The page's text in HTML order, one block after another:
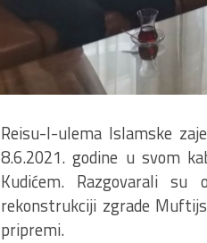
Reisu-l-ulema Islamske
8.6.2021. godine u svom
Kudićem. Razgovarali
rekonstrukciji zgrade
pripremi.